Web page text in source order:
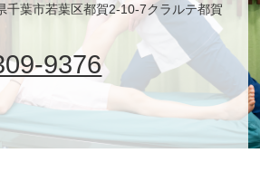
葉市若葉区都賀2-10-7クラルテ都賀
9376